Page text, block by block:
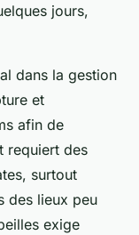
jours,
dans la gestion
et
afin de
requiert des
surtout
des lieux peu
exige